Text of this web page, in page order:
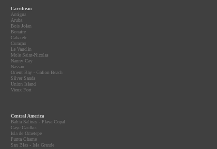
Carribean
Antigua
Aruba
Bois Jolan
Bonaire
Cabarete
Curaçao
Le Vauclin
Mole Saint-Nicolas
Nanny Cay
Nassau
Orient Bay - Galion Beach
Silver Sands
Union Island
Vieux Fort
Central America
Bahia Salinas - Playa Copal
Caye Caulker
Isla de Ometepe
Punta Chame
San Blas - Isla Grande